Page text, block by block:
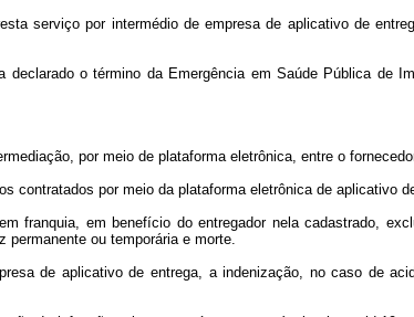
serviço por intermédio de empresa de aplicativo de
o término da Emergência em Saúde Pública de
por meio de plataforma eletrônica, entre o
contratados por meio da plataforma eletrônica de aplicativo
franquia, em benefício do entregador nela cadastrado,
permanente ou temporária e morte.
de aplicativo de entrega, a indenização, no caso de